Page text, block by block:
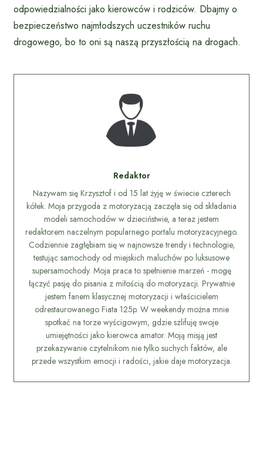
odpowiedzialności jako kierowców i rodziców. Dbajmy o
bezpieczeństwo najmłodszych uczestników ruchu
drogowego, bo to oni są naszą przyszłością na drogach.
Redaktor
Nazywam się Krzysztof i od 15 lat żyję w świecie czterech
kółek. Moja przygoda z motoryzacją zaczęła się od składania
modeli samochodów w dzieciństwie, a teraz jestem
redaktorem naczelnym popularnego portalu motoryzacyjnego.
Codziennie zagłębiam się w najnowsze trendy i technologie,
testując samochody od miejskich maluchów po luksusowe
supersamochody. Moja praca to spełnienie marzeń - mogę
łączyć pasję do pisania z miłością do motoryzacji. Prywatnie
jestem fanem klasycznej motoryzacji i właścicielem
odrestaurowanego Fiata 125p. W weekendy można mnie
spotkać na torze wyścigowym, gdzie szlifuję swoje
umiejętności jako kierowca amator. Moją misją jest
przekazywanie czytelnikom nie tylko suchych faktów, ale
przede wszystkim emocji i radości, jakie daje motoryzacja.